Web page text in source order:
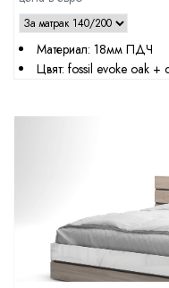
Материал: 18мм ПДЧ
Цвят: fossil evoke oak +